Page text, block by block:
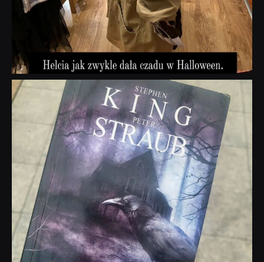
dobryhorror
Wrz 23